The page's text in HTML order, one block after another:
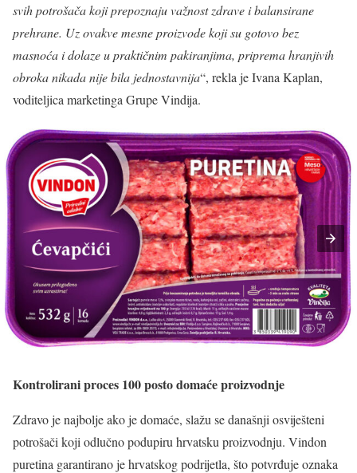
svih potrošača koji prepoznaju važnost zdrave i balansirane
prehrane. Uz ovakve mesne proizvode koji su gotovo bez
masnoća i dolaze u praktičnim pakiranjima, priprema hranjivih
obroka nikada nije bila jednostavnija“, rekla je Ivana Kaplan,
voditeljica marketinga Grupe Vindija.
Kontrolirani proces 100 posto domaće proizvodnje
Zdravo je najbolje ako je domaće, slažu se današnji osviješteni
potrošači koji odlučno podupiru hrvatsku proizvodnju. Vindon
puretina garantirano je hrvatskog podrijetla, što potvrđuje oznaka